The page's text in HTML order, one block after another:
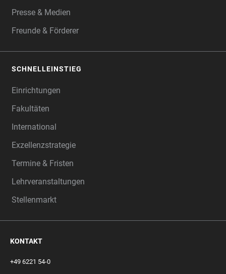
Presse & Medien
Freunde & Förderer
SCHNELLEINSTIEG
Einrichtungen
Fakultäten
International
Exzellenzstrategie
Termine & Fristen
Lehrveranstaltungen
Stellenmarkt
KONTAKT
+49 6221 54-0